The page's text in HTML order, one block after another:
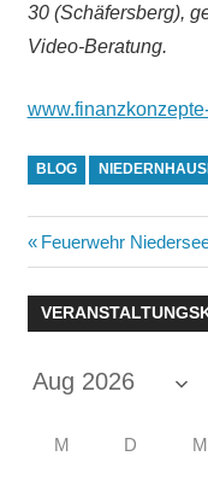
30 (Schäfersberg),
Video-Beratung.
BLOG
Vorheriger
Beitrag:
Feuerwehr
M D M